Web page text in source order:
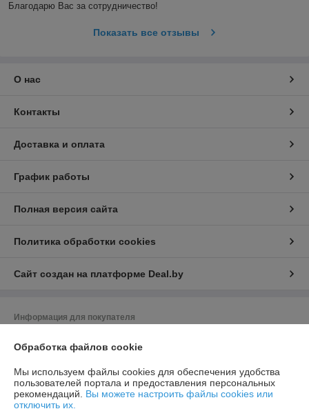
Благодарю Вас за сотрудничество!
Показать все отзывы
О нас
Контакты
Доставка и оплата
График работы
Полная версия сайта
Политика обработки cookies
Сайт создан на платформе Deal.by
Информация для покупателя
«Баел Крафт»
213-89
Регистрационный номер ЕГР: 193380526
Обработка файлов cookie
Мы используем файлы cookies для обеспечения удобства
пользователей портала и предоставления персональных
рекомендаций. Вы можете настроить файлы cookies или
отключить их.